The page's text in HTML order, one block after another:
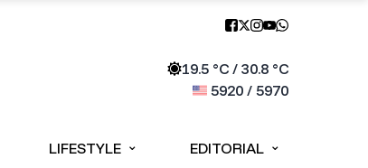
19.5°C / 30.8°C
5920/ 5970
LIFESTYLE ⌄ EDITORIAL ⌄